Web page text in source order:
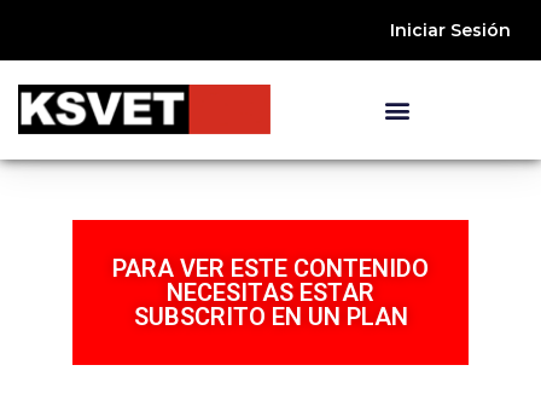
Iniciar Sesión
PARA VER ESTE CONTENIDO
NECESITAS ESTAR
SUBSCRITO EN UN PLAN